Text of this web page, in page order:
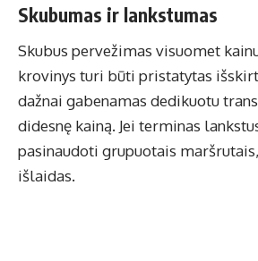
Skubumas ir lankstumas
Skubus pervežimas visuomet
krovinys turi būti pristatytas
dažnai gabenamas dedikuotu
didesnę kainą. Jei terminas
pasinaudoti grupuotais
išlaidas.